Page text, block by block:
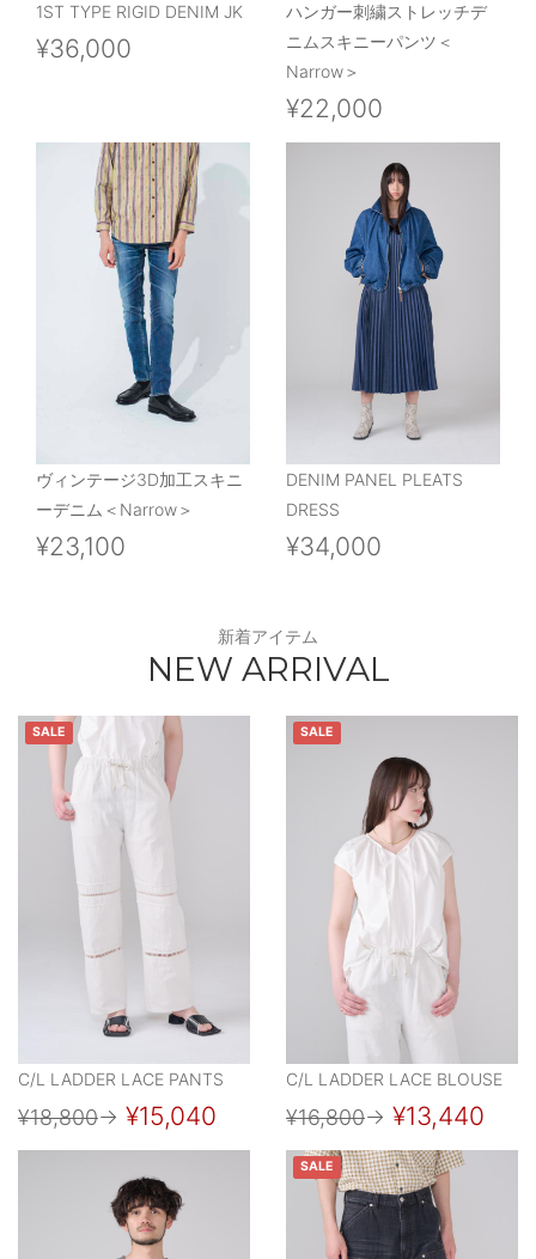
1ST TYPE RIGID DENIM JK
¥36,000
ハンガー刺繍ストレッチデ
ニムスキニーパンツ＜
Narrow＞
¥22,000
ヴィンテージ3D加工スキニ
ーデニム＜Narrow＞
¥23,100
DENIM PANEL PLEATS
DRESS
¥34,000
新着アイテム
NEW ARRIVAL
SALE
C/L LADDER LACE PANTS
¥18,800→ ¥15,040
SALE
C/L LADDER LACE BLOUSE
¥16,800→ ¥13,440
SALE